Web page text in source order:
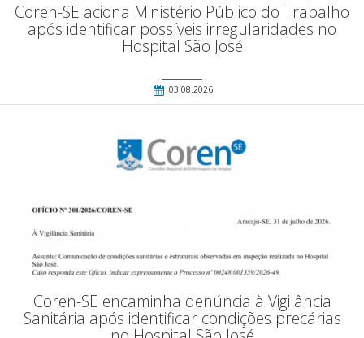
Coren-SE aciona Ministério Público do Trabalho
após identificar possíveis irregularidades no
Hospital São José
03.08.2026
Coren-SE encaminha denúncia à Vigilância
Sanitária após identificar condições precárias